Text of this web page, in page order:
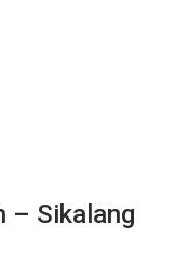
– Sikalang